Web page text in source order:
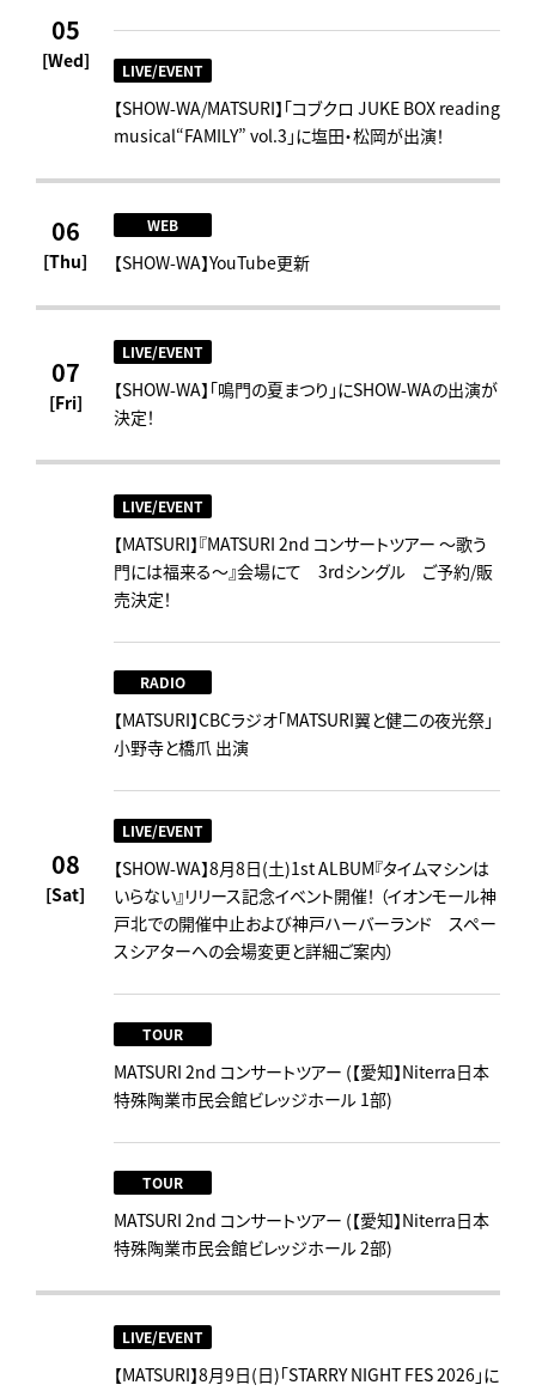
05
[Wed] LIVE/EVENT
【SHOW-WA/MATSURI】「コブクロ JUKE BOX reading
musical“FAMILY” vol.3」に塩⽥・松岡が出演！
06
[Thu]
WEB
【SHOW-WA】YouTube更新
07
[Fri]
LIVE/EVENT
【SHOW-WA】「鳴門の夏まつり」にSHOW-WAの出演が
決定！
08
[Sat]
LIVE/EVENT
【MATSURI】『MATSURI 2nd コンサートツアー ～歌う
門には福来る～』会場にて 3rdシングル ご予約/販
売決定！
RADIO
【MATSURI】CBCラジオ「MATSURI翼と健二の夜光祭」
小野寺と橋爪 出演
LIVE/EVENT
【SHOW-WA】8月8日(土)1st ALBUM『タイムマシンは
いらない』リリース記念イベント開催！ （イオンモール神
戸北での開催中止および神戸ハーバーランド スペー
スシアターへの会場変更と詳細ご案内）
TOUR
MATSURI 2nd コンサートツアー (【愛知】Niterra日本
特殊陶業市民会館ビレッジホール 1部)
TOUR
MATSURI 2nd コンサートツアー (【愛知】Niterra日本
特殊陶業市民会館ビレッジホール 2部)
LIVE/EVENT
【MATSURI】8月9日(日)「STARRY NIGHT FES 2026」に